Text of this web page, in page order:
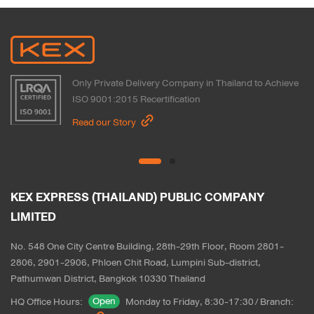
Only Private Delivery Company in Thailand to Achieve
ISO 9001:2015 Recertification
Read our Story
KEX EXPRESS (THAILAND) PUBLIC COMPANY
LIMITED
No. 548 One City Centre Building, 28th-29th Floor, Room 2801-
2806, 2901-2906, Phloen Chit Road, Lumpini Sub-district,
Pathumwan District, Bangkok 10330 Thailand
HQ Office Hours: Open Monday to Friday, 8:30-17:30/Branch: